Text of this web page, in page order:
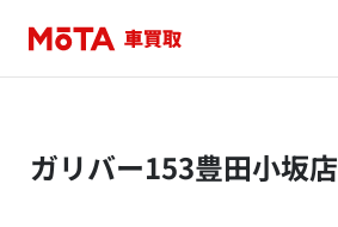
ガリバー153豊田小坂店